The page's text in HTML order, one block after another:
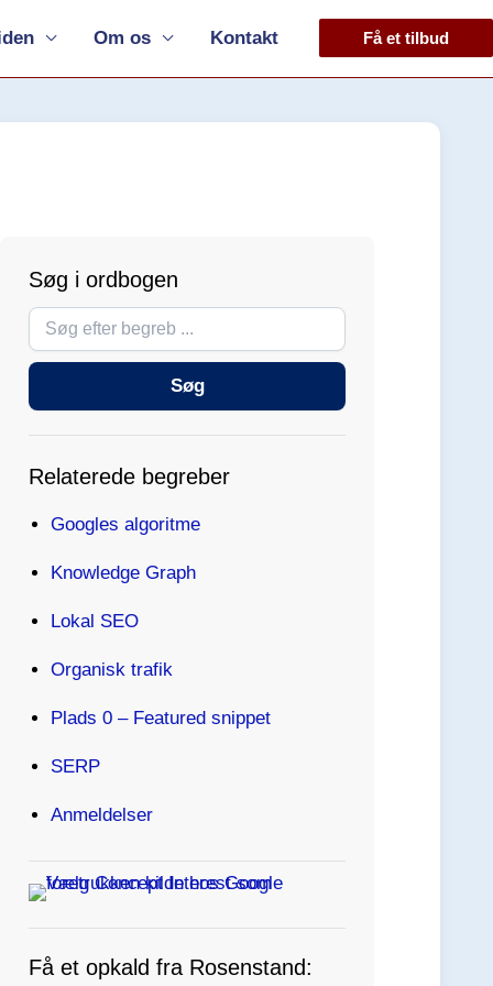
Om os Kontakt Få et tilbud
Søg i ordbogen
Søg
ordbogen
Søg
Relaterede begreber
Googles algoritme
Knowledge Graph
Lokal SEO
Organisk trafik
Plads 0 – Featured snippet
SERP
Anmeldelser
Få et opkald fra Rosenstand: